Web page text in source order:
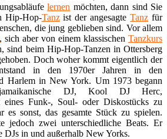
lernen möchten, dann sind Sie
Hip-Hop-Tanzist der angesagteTanz für
die jung geblieben sind. Vor allem
, sich aber von einem klassischen Tanzkurs
sind beim Hip-Hop-Tanzen in Ottersberg
Doch woher kommt eigentlich der
in den 1970er Jahren in den
Harlem in New York. Um 1973 begann
jamaikanische DJ, Kool DJ Herc,
eines Funk-, Soul- oder Diskostücks zu
es sonst, das gesamte Stück zu spielen.
jedoch zwei unterschiedliche Beats. Er
DJs in und außerhalb New Yorks.